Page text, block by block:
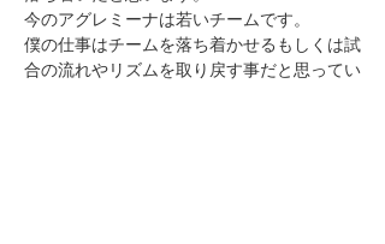
今のアグレミーナは若いチームです。
僕の仕事はチームを落ち着かせるもしくは試
合の流れやリズムを取り戻す事だと思ってい